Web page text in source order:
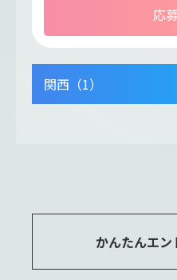
応
関西（1）
かんたんエン